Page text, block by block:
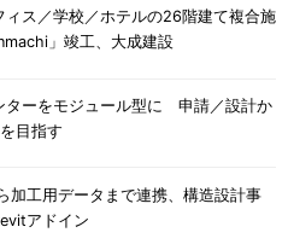
ィス／学校／ホテルの26階建て複合施
」竣工、大成建設
ターをモジュール型に 申請／設計か
目指す
加工用データまで連携、構造設計事
アドイン